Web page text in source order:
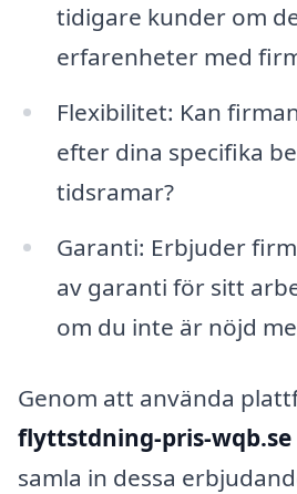
tidigare kunder om
erfarenheter med
Flexibilitet: Kan
efter dina specifika
tidsramar?
Garanti: Erbjuder
av garanti för sitt
om du inte är nöjd
Genom att använda
flyttstdning-pris-wqb.se
samla in dessa